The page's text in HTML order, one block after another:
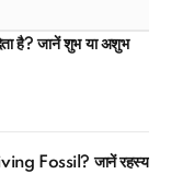
है? जानें शुभ या अशुभ
Living Fossil? जानें रहस्य